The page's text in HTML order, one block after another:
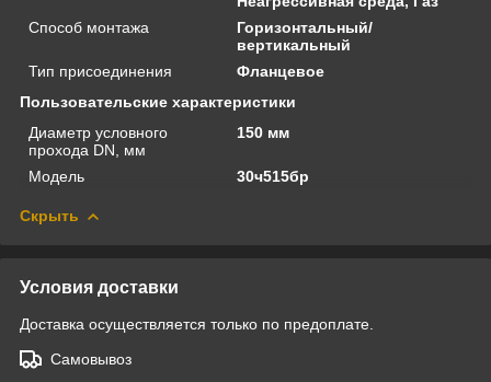
Способ монтажа
Горизонтальный/
вертикальный
Тип присоединения
Фланцевое
Пользовательские характеристики
Диаметр условного
прохода DN, мм
150 мм
Модель 30ч515бр
Скрыть
Условия доставки
Доставка осуществляется только по предоплате.
Самовывоз